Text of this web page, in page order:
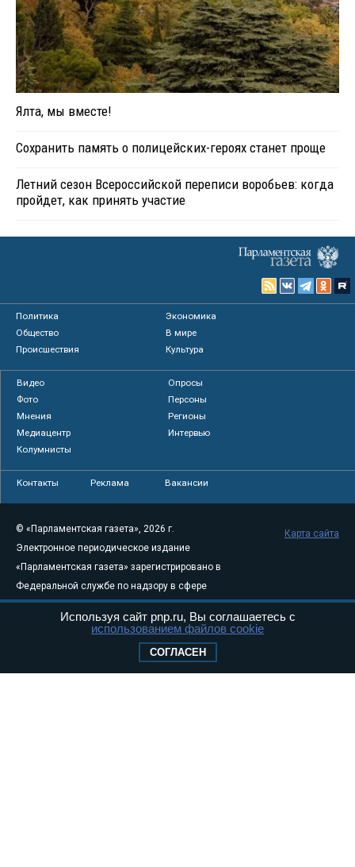
Ялта, мы вместе!
Сохранить память о полицейских-героях станет проще
Летний сезон Всероссийской переписи воробьев: когда
пройдет, как принять участие
Политика
Экономика
Общество
В мире
Происшествия
Культура
Видео
Опросы
Фото
Персоны
Мнения
Регионы
Медиацентр
Интервью
Колумнисты
Контакты Реклама Вакансии
© «Парламентская газета», 2026 г.
Электронное периодическое издание
«Парламентская газета» зарегистрировано в
Федеральной службе по надзору в сфере
связи, информационных технологий и
массовых коммуникаций (Роскомнадзор) 05
Свидетельство о регистрации Эл № ФС77-
Карта сайта
Используя сайт pnp.ru, Вы соглашаетесь с
использованием файлов cookie
СОГЛАСЕН